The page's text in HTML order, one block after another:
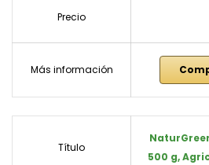
Precio
Más información
Título
500 g,